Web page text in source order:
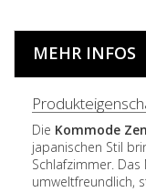
MEHR INFOS
Die Kommode
japanischen Stil
Schlafzimmer. Das
umweltfreundlich,